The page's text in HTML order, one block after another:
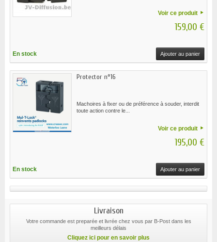
Voir ce produit
159,00 €
En stock Ajouter au panier
Protector n°16
Machoires à fixer ou de préférence à souder, interdit
toute action contre le...
Voir ce produit
195,00 €
En stock Ajouter au panier
Livraison
Votre commande est preparée et livrée chez vous par B-Post dans les
meilleurs délais
Cliquez ici pour en savoir plus